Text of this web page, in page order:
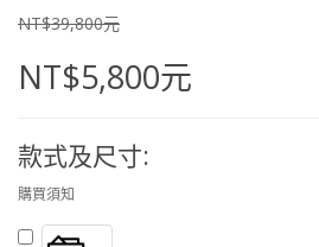
NT$39,800元
NT$5,800元
款式及尺寸:
購買須知